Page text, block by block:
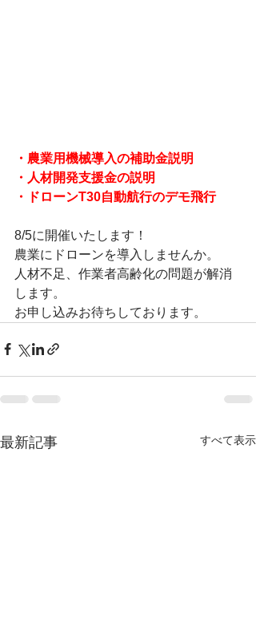
・農業用機械導入の補助金説明
・人材開発支援金の説明
・ドローンT30自動航行のデモ飛行
8/5に開催いたします！
農業にドローンを導入しませんか。
人材不足、作業者高齢化の問題が解消
します。
お申し込みお待ちしております。
最新記事 すべて表示